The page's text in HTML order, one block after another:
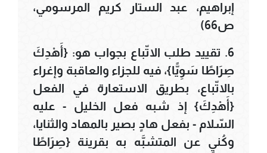
إبراهيم، عبد الستار كريم المرسومي،
ص66)
6. تقييد طلب الاتّباع بجواب هو: {أَهْدِكَ
صِرَاطًا سَوِيًّا}، فيه للجزاء والعاقبة وإغراء
بالاتّباع، بطريق الاستعارة في الفعل
{أَهْدِكَ} إذ شبه فعل الخليل - عليه
السّلام - بفعل هادٍ بصير بالمهاد والثنايا،
وكُني عن المتشبَّه به بقرينة {صِرَاطًا